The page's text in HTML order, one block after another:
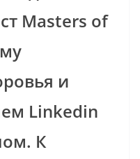
Masters of
и
Linkedin
К